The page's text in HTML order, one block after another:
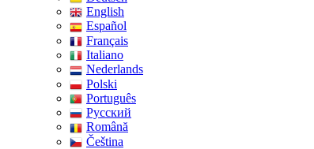
English
Español
Français
Italiano
Nederlands
Polski
Português
Pусский
Română
Čeština